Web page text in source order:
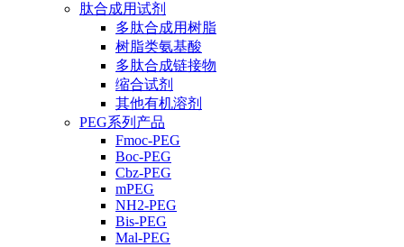
肽合成用试剂
多肽合成用树脂
树脂类氨基酸
多肽合成链接物
缩合试剂
其他有机溶剂
PEG系列产品
Fmoc-PEG
Boc-PEG
Cbz-PEG
mPEG
NH2-PEG
Bis-PEG
Mal-PEG